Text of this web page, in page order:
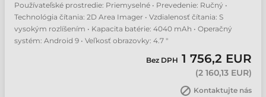
Používateľské prostredie: Priemyselné • Prevedenie: Ručný •
Technológia čítania: 2D Area Imager • Vzdialenosť čítania: S
vysokým rozlíšením • Kapacita batérie: 4040 mAh • Operačný
systém: Android 9 • Veľkosť obrazovky: 4.7 "
Bez DPH 1 756,2 EUR
(2 160,13 EUR)
Kontaktujte nás